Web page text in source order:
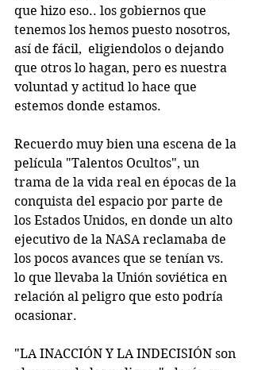
que hizo eso.. los gobiernos que
tenemos los hemos puesto nosotros,
así de fácil,  eligiendolos o dejando
que otros lo hagan, pero es nuestra
voluntad y actitud lo hace que
estemos donde estamos.
Recuerdo muy bien una escena de la
película "Talentos Ocultos", un
trama de la vida real en épocas de la
conquista del espacio por parte de
los Estados Unidos, en donde un alto
ejecutivo de la NASA reclamaba de
los pocos avances que se tenían vs.
lo que llevaba la Unión soviética en
relación al peligro que esto podría
ocasionar.
"LA INACCIÓN Y LA INDECISIÓN son